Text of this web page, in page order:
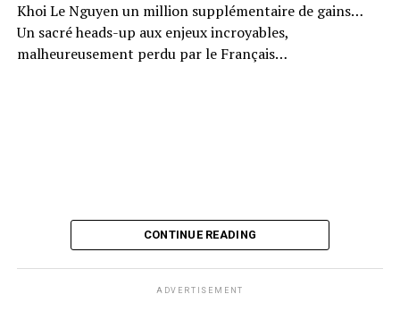
Khoi Le Nguyen un million supplémentaire de gains…
Un sacré heads-up aux enjeux incroyables,
malheureusement perdu par le Français…
CONTINUE READING
ADVERTISEMENT